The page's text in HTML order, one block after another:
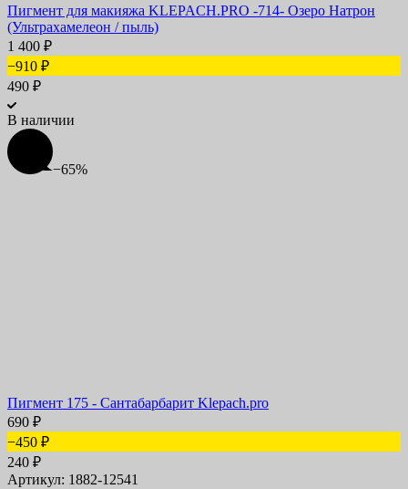
Пигмент для макияжа KLEPACH.PRO -714- Озеро Натрон
(Ультрахамелеон / пыль)
1 400 ₽
−910 ₽
490 ₽
В наличии
−65%
Пигмент 175 - Сантабарбарит Klepach.pro
690 ₽
−450 ₽
240 ₽
Артикул: 1882-12541